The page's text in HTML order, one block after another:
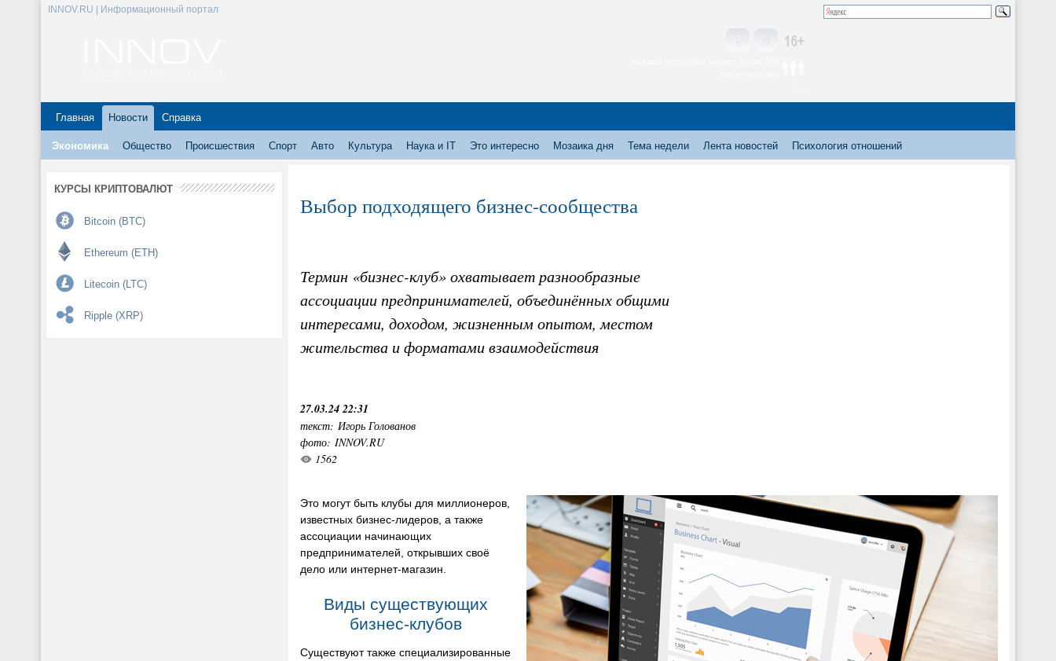
INNOV.RU | Информационный портал
Главная Новости Справка
Экономика Общество Происшествия Спорт Авто Культура Наука и IT Это интересно Мозаика дня Тема недели Лента новостей Психология отношений
КУРСЫ КРИПТОВАЛЮТ
Bitcoin (BTC)
Ethereum (ETH)
Litecoin (LTC)
Ripple (XRP)
Выбор подходящего бизнес-сообщества
Термин «бизнес-клуб» охватывает разнообразные
ассоциации предпринимателей, объединённых общими
интересами, доходом, жизненным опытом, местом
жительства и форматами взаимодействия
27.03.24 22:31
текст: Игорь Голованов
фото: INNOV.RU
1562
Это могут быть клубы для миллионеров,
известных бизнес-лидеров, а также
ассоциации начинающих
предпринимателей, открывших своё
дело или интернет-магазин.
Виды существующих
бизнес-клубов
Существуют также специализированные